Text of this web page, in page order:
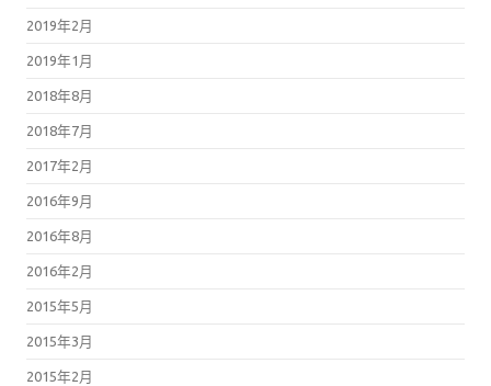
2019年2月
2019年1月
2018年8月
2018年7月
2017年2月
2016年9月
2016年8月
2016年2月
2015年5月
2015年3月
2015年2月